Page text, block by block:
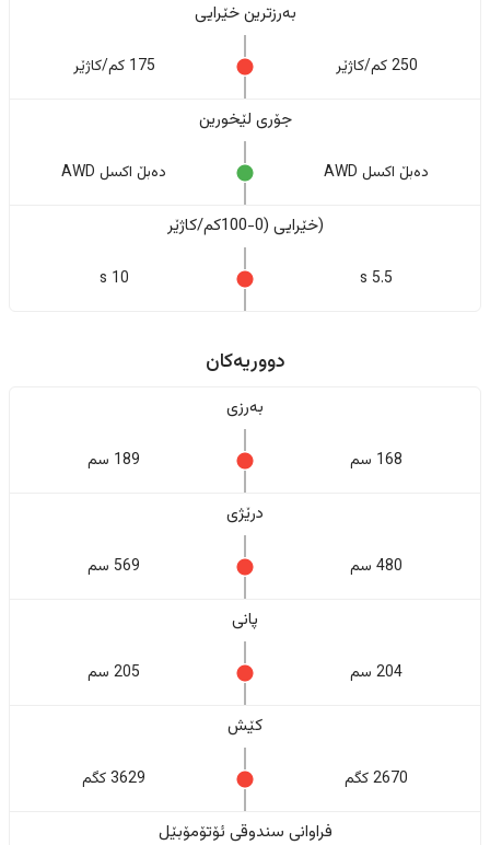
بەرزترین خێرایی
250 کم/کاژێر 175 کم/کاژێر
جۆری لێخورین
دەبڵ اکسل AWD دەبڵ اکسل AWD
(خێرایی (0-100کم/کاژێر
5.5 s
10 s
دووریەکان
بەرزی
168 سم 189 سم
درێژی
480 سم 569 سم
پانی
204 سم 205 سم
کێش
2670 کگم 3629 کگم
فراوانی سندوقی ئۆتۆمۆبێل